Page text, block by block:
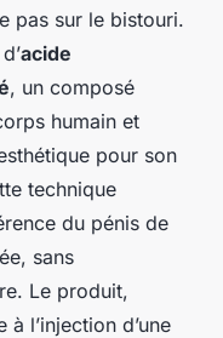
pas sur le bistouri.
acide
, un composé
humain et
pour son
technique
du pénis de
sans
Le produit,
l’injection d’une